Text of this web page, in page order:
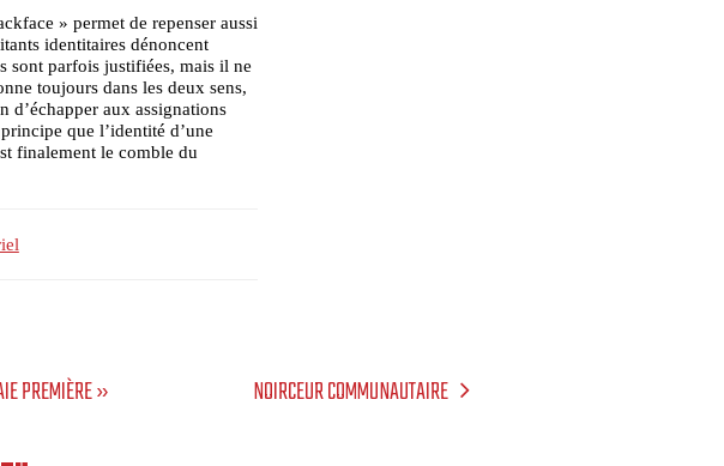
» permet de repenser aussi
identitaires dénoncent
sont parfois justifiées, mais il ne
toujours dans les deux sens,
d’échapper aux assignations
que l’identité d’une
finalement le comble du
PREMIÈRE » NOIRCEUR COMMUNAUTAIRE